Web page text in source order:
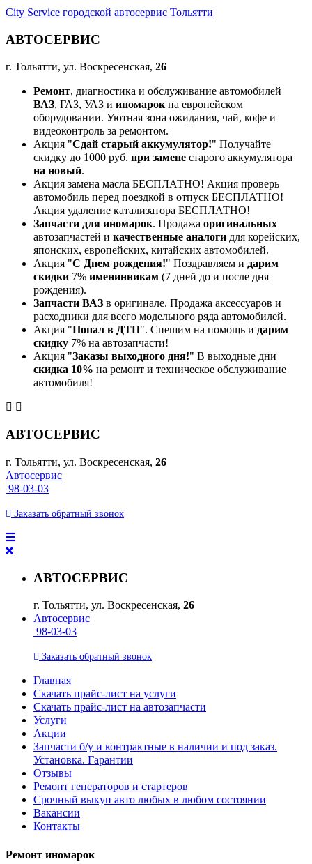
City Service городской автосервис Тольятти
АВТОСЕРВИС
г. Тольятти, ул. Воскресенская, 26
Ремонт, диагностика и обслуживание автомобилей
ВАЗ, ГАЗ, УАЗ и иномарокна европейском
оборудовании. Уютная зона ожидания, чай, кофе и
видеоконтроль за ремонтом.
Акция "Сдай старый аккумулятор!" Получайте
скидку до 1000 руб. при замене старого аккумулятора
на новый.
Акция замена масла БЕСПЛАТНО! Акция проверь
автомобиль перед поездкой в отпуск БЕСПЛАТНО!
Акция удаление катализатора БЕСПЛАТНО!
Запчасти для иномарок. Продажа оригинальных
автозапчастей и качественные аналоги для корейских,
японских, европейских, китайских автомобилей.
Акция "С Днем рождения!" Поздравляем и дарим
скидки 7% именинникам (7 дней до и после дня
рождения).
Запчасти ВАЗ в оригинале. Продажа аксессуаров и
расходники для всего модельного ряда автомобилей.
Акция "Попал в ДТП". Спешим на помощь и дарим
скидку 7% на автозапчасти!
Акция "Заказы выходного дня!" В выходные дни
скидка 10% на ремонт и техническое обслуживание
автомобиля!
АВТОСЕРВИС
г. Тольятти, ул. Воскресенская, 26
Автосервис
98-03-03
Заказать обратный звонок
АВТОСЕРВИС
г. Тольятти, ул. Воскресенская, 26
Автосервис
98-03-03
Заказать обратный звонок
Главная
Скачать прайс-лист на услуги
Скачать прайс-лист на автозапчасти
Услуги
Акции
Запчасти б/у и контрактные в наличии и под заказ.
Установка. Гарантии
Отзывы
Ремонт генераторов и стартеров
Cрочный выкуп авто любых в любом состоянии
Вакансии
Контакты
Ремонт иномарок